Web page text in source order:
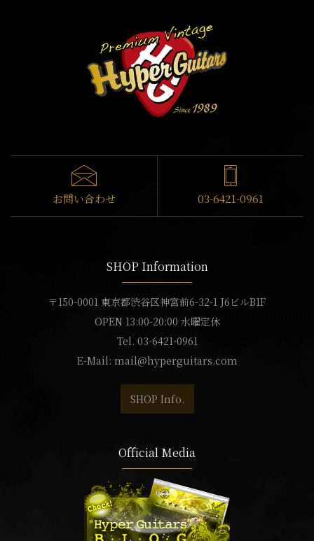
お問い合わせ 03-6421-0961
SHOP Information
〒150-0001 東京都渋谷区神宮前6-32-1 J6ビルB1F
OPEN 13:00-20:00 水曜定休
Tel. 03-6421-0961
E-Mail: mail@hyperguitars.com
SHOP Info.
Official Media